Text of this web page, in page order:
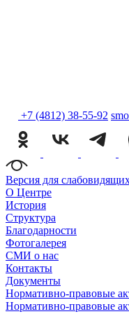
+7 (4812) 38-55-92
Версия для
О Центре
История
Структура
Благодарности
Фотогалерея
СМИ о нас
Контакты
Документы
Нормативно-правовые
Нормативно-правовые